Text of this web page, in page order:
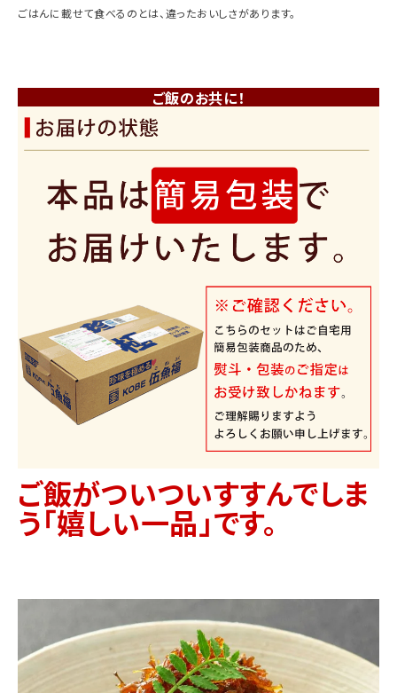
ごはんに載せて食べるのとは、違ったおいしさがあります。
ご飯のお共に！
ご飯がついついすすんでしま
う「嬉しい一品」です。